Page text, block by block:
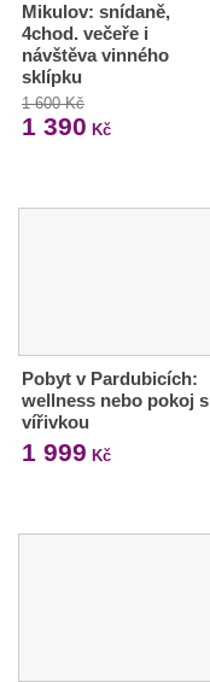
Mikulov: snídaně,
4chod. večeře i
návštěva vinného
sklípku
1 600 Kč
1 390 Kč
Pobyt v Pardubicích:
wellness nebo pokoj s
vířivkou
1 999 Kč